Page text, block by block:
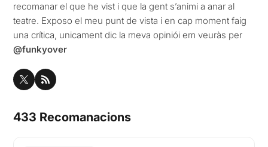
recomanar el que he vist i que la gent s’animi a anar al
teatre. Exposo el meu punt de vista i en cap moment faig
una crítica, unicament dic la meva opiniói em veuràs per
@funkyover
433 Recomanacions